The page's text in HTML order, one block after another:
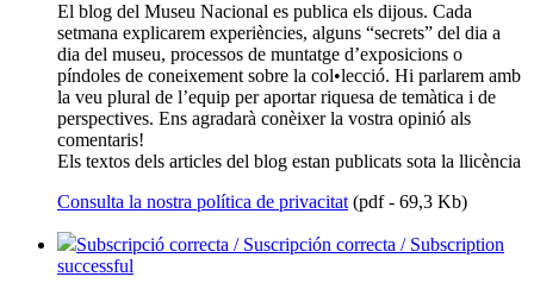
El blog del Museu Nacional es publica els dijous. Cada
setmana explicarem experiències, alguns “secrets” del dia a
dia del museu, processos de muntatge d’exposicions o
píndoles de coneixement sobre la col•lecció. Hi parlarem amb
la veu plural de l’equip per aportar riquesa de temàtica i de
perspectives. Ens agradarà conèixer la vostra opinió als
comentaris!
Els textos dels articles del blog estan publicats sota la llicència
Consulta la nostra política de privacitat(pdf - 69,3 Kb)
Subscripció correcta / Suscripción correcta / Subscription
successful